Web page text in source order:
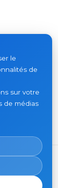
le
de
sur votre
de médias